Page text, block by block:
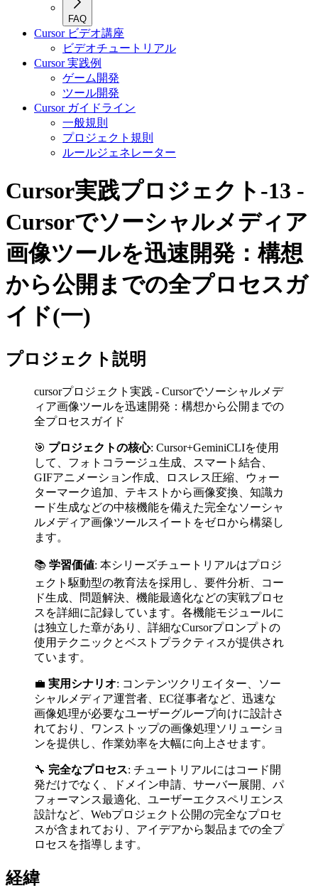
FAQ
Cursor ビデオ講座
ビデオチュートリアル
Cursor 実践例
ゲーム開発
ツール開発
Cursor ガイドライン
一般規則
プロジェクト規則
ルールジェネレーター
Cursor実践プロジェクト-13 -
Cursorでソーシャルメディア
画像ツールを迅速開発：構想
から公開までの全プロセスガ
イド(一)
プロジェクト説明
cursorプロジェクト実践 - Cursorでソーシャルメデ
ィア画像ツールを迅速開発：構想から公開までの
全プロセスガイド
🎯 プロジェクトの核心: Cursor+GeminiCLIを使用
して、フォトコラージュ生成、スマート結合、
GIFアニメーション作成、ロスレス圧縮、ウォー
ターマーク追加、テキストから画像変換、知識カ
ード生成などの中核機能を備えた完全なソーシャ
ルメディア画像ツールスイートをゼロから構築し
ます。
📚 学習価値: 本シリーズチュートリアルはプロジ
ェクト駆動型の教育法を採用し、要件分析、コー
ド生成、問題解決、機能最適化などの実戦プロセ
スを詳細に記録しています。各機能モジュールに
は独立した章があり、詳細なCursorプロンプトの
使用テクニックとベストプラクティスが提供され
ています。
💼 実用シナリオ: コンテンツクリエイター、ソー
シャルメディア運営者、EC従事者など、迅速な
画像処理が必要なユーザーグループ向けに設計さ
れており、ワンストップの画像処理ソリューショ
ンを提供し、作業効率を大幅に向上させます。
🔧 完全なプロセス: チュートリアルにはコード開
発だけでなく、ドメイン申請、サーバー展開、パ
フォーマンス最適化、ユーザーエクスペリエンス
設計など、Webプロジェクト公開の完全なプロセ
スが含まれており、アイデアから製品までの全プ
ロセスを指導します。
経緯